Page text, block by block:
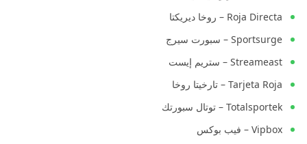
Roja Directa – روخا ديريكتا
Sportsurge – سبورت سيرج
Streameast – ستريم إيست
Tarjeta Roja – تارخيتا روخا
Totalsportek – توتال سبورتك
Vipbox – فيب بوكس